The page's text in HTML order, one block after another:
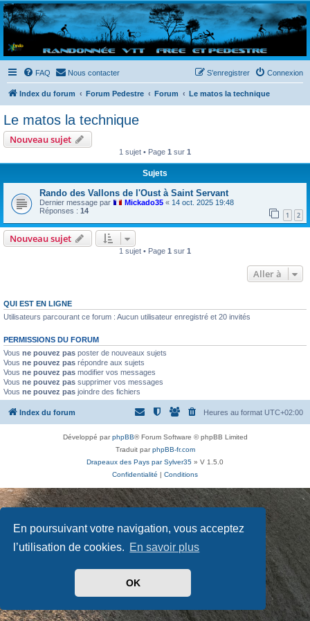
En poursuivant votre navigation, vous acceptez
l’utilisation de cookies. En savoir plus
OK
Randovttfree.fr
Bienvenue sur le site des randos vtt et pédestre de Bretagne . Bonne navigation sur le site
et bonnes randos dans l'Ouest !
FAQ Nous contacter Connexion
S’enregistrer
Index du forum Forum Pedestre Forum Le matos la technique
Le matos la technique
Nouveau sujet
1 sujet • Page 1 sur 1
Sujets
Rando des Vallons de l'Oust à Saint Servant
Dernier message par Mickado35 « 14 oct. 2025 19:48
Réponses : 14 1 2
Nouveau sujet
1 sujet • Page 1 sur 1
Aller à
QUI EST EN LIGNE
Utilisateurs parcourant ce forum : Aucun utilisateur enregistré et 20 invités
PERMISSIONS DU FORUM
Vous ne pouvez pas poster de nouveaux sujets
Vous ne pouvez pas répondre aux sujets
Vous ne pouvez pas modifier vos messages
Vous ne pouvez pas supprimer vos messages
Vous ne pouvez pas joindre des fichiers
Index du forum Heures au format UTC+02:00
Développé parphpBB® Forum Software © phpBB Limited
Traduit parphpBB-fr.com
Drapeaux des Pays par Sylver35 » V 1.5.0
Confidentialité | Conditions